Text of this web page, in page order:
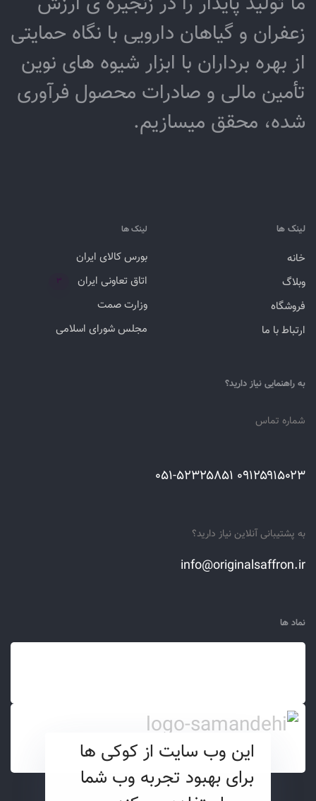
زعفران و گیاهان دارویی با نگاه حمایتی
از بهره برداران با ابزار شیوه­ های نوین
تأمین مالی و صادرات محصول فرآوری
شده، محقق می­سازیم.
لینک ها
خانه
وبلاگ
فروشگاه
ارتباط با ما
لینک ها
بورس کالای ایران
اتاق تعاونی ایران
۳
وزارت صمت
مجلس شورای اسلامی
به راهنمایی نیاز دارید؟
شماره تماس
۰۹۱۲۵۹۱۵۰۲۳ ۰۵۱-۵۲۳۲۵۸۵۱
به پشتیبانی آنلاین نیاز دارید؟
info@originalsaffron.ir
نماد ها
این وب سایت از کوکی ها
برای بهبود تجربه وب شما